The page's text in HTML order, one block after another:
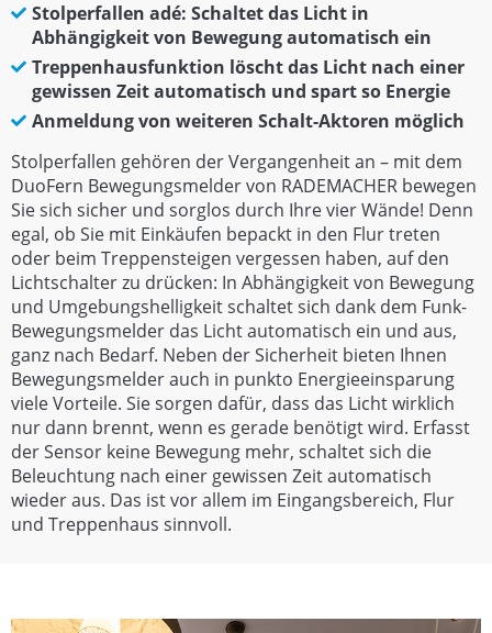
Stolperfallen adé: Schaltet das Licht in
Abhängigkeit von Bewegung automatisch ein
Treppenhausfunktion löscht das Licht nach einer
gewissen Zeit automatisch und spart so Energie
Anmeldung von weiteren Schalt-Aktoren möglich
Stolperfallen gehören der Vergangenheit an – mit dem
DuoFern Bewegungsmelder von RADEMACHER bewegen
Sie sich sicher und sorglos durch Ihre vier Wände! Denn
egal, ob Sie mit Einkäufen bepackt in den Flur treten
oder beim Treppensteigen vergessen haben, auf den
Lichtschalter zu drücken: In Abhängigkeit von Bewegung
und Umgebungshelligkeit schaltet sich dank dem Funk-
Bewegungsmelder das Licht automatisch ein und aus,
ganz nach Bedarf. Neben der Sicherheit bieten Ihnen
Bewegungsmelder auch in punkto Energieeinsparung
viele Vorteile. Sie sorgen dafür, dass das Licht wirklich
nur dann brennt, wenn es gerade benötigt wird. Erfasst
der Sensor keine Bewegung mehr, schaltet sich die
Beleuchtung nach einer gewissen Zeit automatisch
wieder aus. Das ist vor allem im Eingangsbereich, Flur
und Treppenhaus sinnvoll.